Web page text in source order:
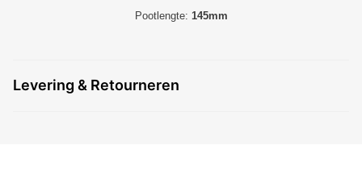
Pootlengte: 145mm
Levering & Retourneren